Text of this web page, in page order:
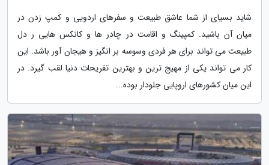
شاید بسیای از شما عاشق طبیعت و سفرهای اردویی و کمپ زدن در
میان آن باشید. کمپینگ و اقامت در چادر ها و کانکس هایی ر دل
طبیعت می تواند برای هر فردی وسوسه بر انگیز و هیجان آور باشد. این
کار می تواند یکی از مهیج ترین و بهترین تفریحات دنیا لقب گیرد. در
این میان کشورهای اروپایی جلودار بوده...